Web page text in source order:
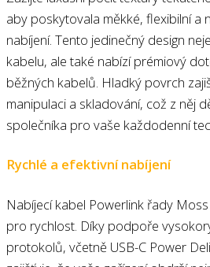
aby poskytovala měkké, flexibilní a
nabíjení. Tento jedinečný design
kabelu, ale také nabízí prémiový
běžných kabelů. Hladký povrch
manipulaci a skladování, což z něj
společníka pro vaše každodenní
Rychlé a efektivní nabíjení
Nabíjecí kabel Powerlink řady
pro rychlost. Díky podpoře
protokolů, včetně USB-C Power